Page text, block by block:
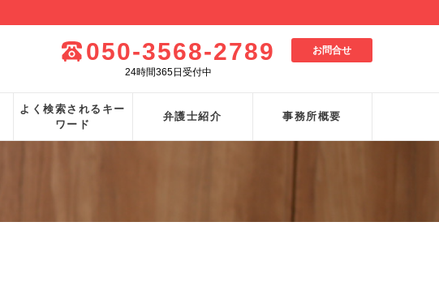
050-3568-2789
24時間365日受付中
お問合せ
よく検索されるキー
ワード
弁護士紹介 事務所概要